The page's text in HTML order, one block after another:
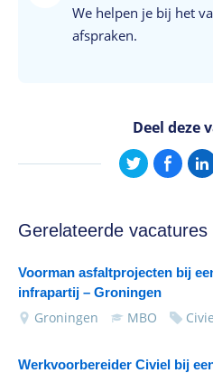
We helpen je bij het
afspraken.
Deel deze
Gerelateerde vacatures
Voorman asfaltprojecten bij
infrapartij – Groningen
Groningen MBO
Werkvoorbereider Civiel bij